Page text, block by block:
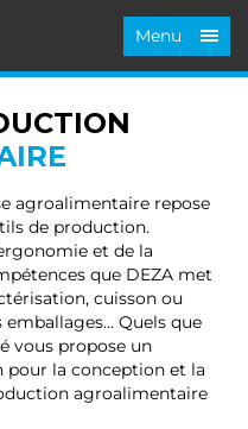
Menu
agroalimentaire repose
de production.
et de la
que DEZA met
cuisson ou
Quels que
vous propose un
la conception et la
agroalimentaire